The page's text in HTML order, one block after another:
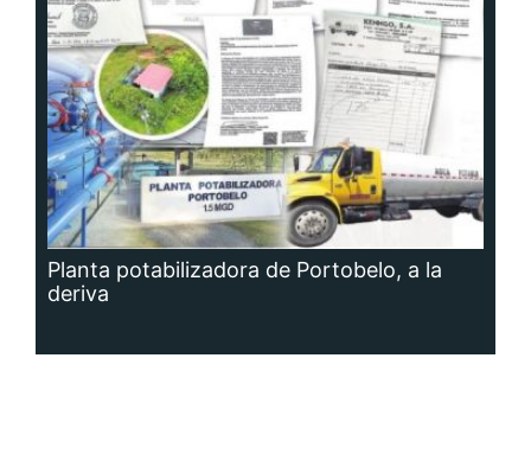
Planta potabilizadora de Portobelo, a la
deriva